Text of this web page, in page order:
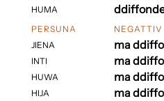
HUMA
PERSUNA
JIENA
INTI
HUWA
HIJA
NEGATTIV
ma
ma
ma
ma